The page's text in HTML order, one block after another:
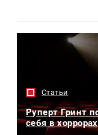
Статьи
Руперт Гринт
себя в хоррорах